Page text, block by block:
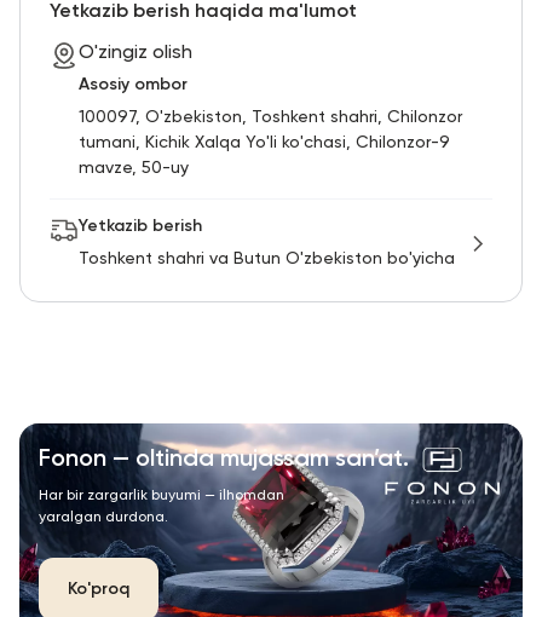
Yetkazib berish haqida ma'lumot
O'zingiz olish
Asosiy ombor
100097, O'zbekiston, Toshkent shahri, Chilonzor
tumani, Kichik Xalqa Yo'li ko'chasi, Chilonzor-9
mavze, 50-uy
Yetkazib berish
Toshkent shahri va Butun O'zbekiston bo'yicha
Fonon — oltinda mujassam san’at.
Har bir zargarlik buyumi — ilhomdan
yaralgan durdona.
Ko'proq